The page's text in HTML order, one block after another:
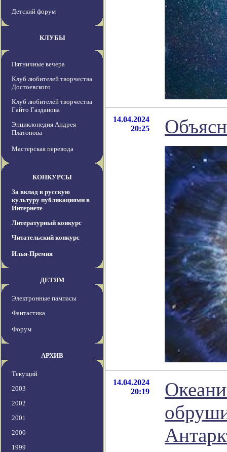
Детский форум
КЛУБЫ
Пятничные вечера
Клуб любителей творчества
Достоевского
Клуб любителей творчества
Гайто Газданова
Энциклопедия Андрея
Платонова
Мастерская перевода
КОНКУРСЫ
За вклад в русскую
культуру публикациями в
Интернете
Литературный конкурс
Читательский конкурс
Илья-Премия
ДЕТЯМ
Электронные пампасы
Фантастика
Форум
АРХИВ
Текущий
2003
2002
2001
2000
1999
14.04.2024
20:25
14.04.2024
20:19